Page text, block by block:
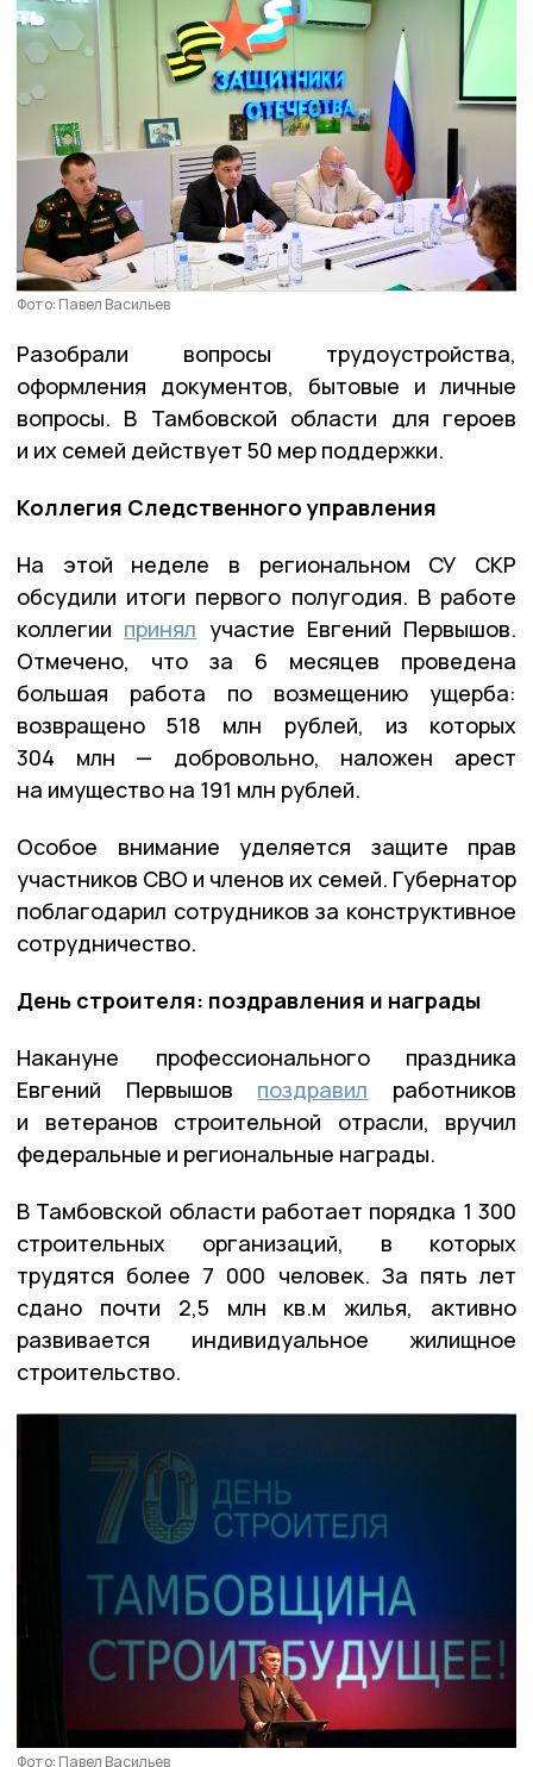
Фото: Павел Васильев
Разобрали вопросы трудоустройства,
оформления документов, бытовые и личные
вопросы. В Тамбовской области для героев
и их семей действует 50 мер поддержки.
Коллегия Следственного управления
На этой неделе в региональном СУ СКР
обсудили итоги первого полугодия. В работе
коллегии принял участие Евгений Первышов.
Отмечено, что за 6 месяцев проведена
большая работа по возмещению ущерба:
возвращено 518 млн рублей, из которых
304 млн — добровольно, наложен арест
на имущество на 191 млн рублей.
Особое внимание уделяется защите прав
участников СВО и членов их семей. Губернатор
поблагодарил сотрудников за конструктивное
сотрудничество.
День строителя: поздравления и награды
Накануне профессионального праздника
Евгений Первышов поздравил работников
и ветеранов строительной отрасли, вручил
федеральные и региональные награды.
В Тамбовской области работает порядка 1 300
строительных организаций, в которых
трудятся более 7 000 человек. За пять лет
сдано почти 2,5 млн кв.м жилья, активно
развивается индивидуальное жилищное
строительство.
Фото: Павел Васильев